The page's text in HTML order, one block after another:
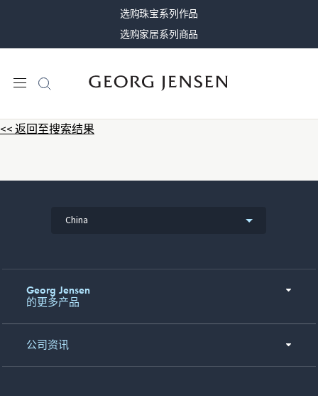
选购珠宝系列作品
选购家居系列商品
<< 返回至搜索结果
China
Georg Jensen
的更多产品
公司资讯